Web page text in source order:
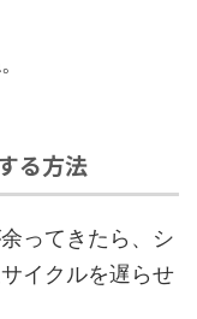
る方法
ってきたら、シ
イクルを遅らせ